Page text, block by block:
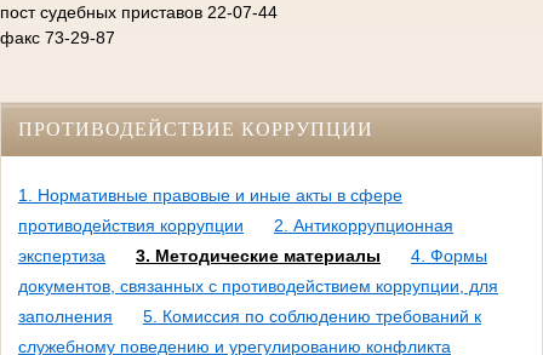
пост судебных приставов 22-07-44
факс 73-29-87
ПРОТИВОДЕЙСТВИЕ КОРРУПЦИИ
1. Нормативные правовые и иные акты в сфере
противодействия коррупции
2. Антикоррупционная
экспертиза
3. Методические материалы
4. Формы
документов, связанных с противодействием коррупции, для
заполнения
5. Комиссия по соблюдению требований к
служебному поведению и урегулированию конфликта